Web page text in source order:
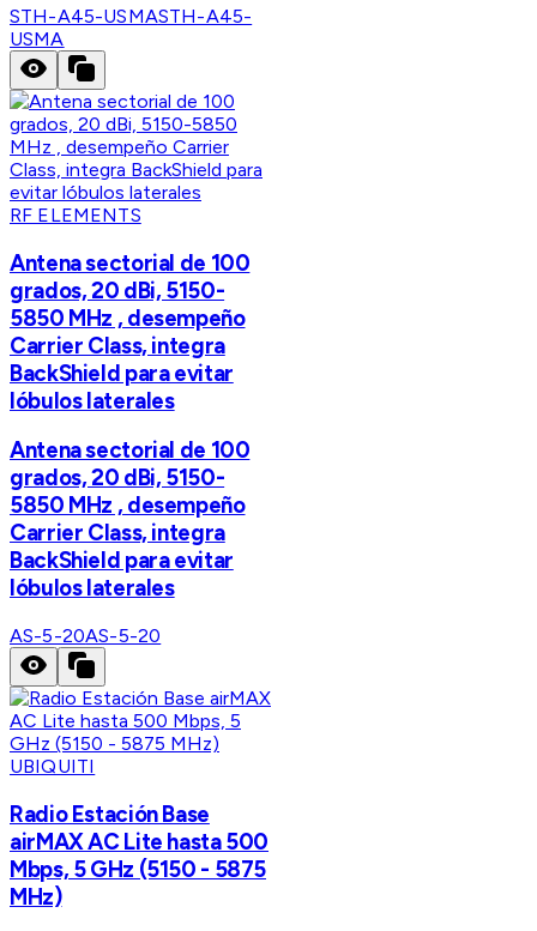
STH-A45-USMASTH-A45-
USMA
RF ELEMENTS
Antena sectorial de 100
grados, 20 dBi, 5150-
5850 MHz , desempeño
Carrier Class, integra
BackShield para evitar
lóbulos laterales
Antena sectorial de 100
grados, 20 dBi, 5150-
5850 MHz , desempeño
Carrier Class, integra
BackShield para evitar
lóbulos laterales
AS-5-20AS-5-20
UBIQUITI
Radio Estación Base
airMAX AC Lite hasta 500
Mbps, 5 GHz (5150 - 5875
MHz)